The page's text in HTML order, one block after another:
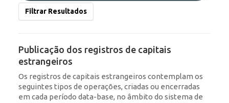
Filtrar Resultados
Publicação dos registros de capitais
estrangeiros
Os registros de capitais estrangeiros contemplam os
seguintes tipos de operações, criadas ou encerradas
em cada período data-base, no âmbito do sistema de